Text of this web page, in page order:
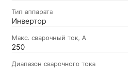
Тип аппарата
Инвертор
Макс. сварочный ток, А
250
Диапазон сварочного тока